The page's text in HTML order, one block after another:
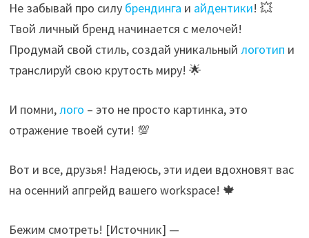
Не забывай про силу брендинга и айдентики! 💥
Твой личный бренд начинается с мелочей!
Продумай свой стиль, создай уникальныйлоготип и
транслируй свою крутость миру! 🌟
И помни,лого – это не просто картинка, это
отражение твоей сути! 💯
Вот и все, друзья! Надеюсь, эти идеи вдохновят вас
на осенний апгрейд вашего workspace! 🍁
Бежим смотреть! [Источник] —